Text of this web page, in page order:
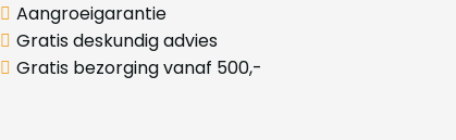
Aangroeigarantie
Gratis deskundig advies
Gratis bezorging vanaf 500,-